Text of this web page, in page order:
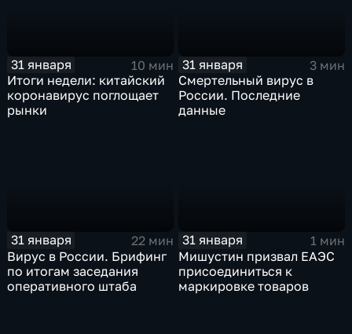
31 января
10 мин
Итоги недели: китайский
коронавирус поглощает
рынки
31 января
3 мин
Смертельный вирус в
России. Последние
данные
31 января
22 мин
Вирус в России. Брифинг
по итогам заседания
оперативного штаба
31 января
1 мин
Мишустин призвал ЕАЭС
присоединиться к
маркировке товаров